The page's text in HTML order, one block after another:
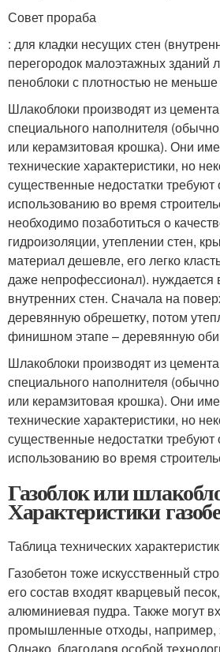
Совет прораба
: для кладки несущих стен
перегородок малоэтажных зданий
пеноблоки с плотностью не меньше
Шлакоблоки производят из
специального наполнителя
или керамзитовая крошка). Они
технические характеристики, но
существенные недостатки требуют
использованию во время
необходимо позаботиться о
гидроизоляции, утеплении стен,
материал дешевле, его легко
даже непрофессионал). нуждается
внутренних стен. Сначала на
деревянную обрешетку, потом
финишном этапе – деревянную
Шлакоблоки производят из
специального наполнителя
или керамзитовая крошка). Они
технические характеристики, но
существенные недостатки требуют
использованию во время
Газоблок или
Характеристики
Таблица технических
Газобетон тоже искусственный
его состав входят кварцевый
алюминиевая пудра. Также могут
промышленные отходы, например,